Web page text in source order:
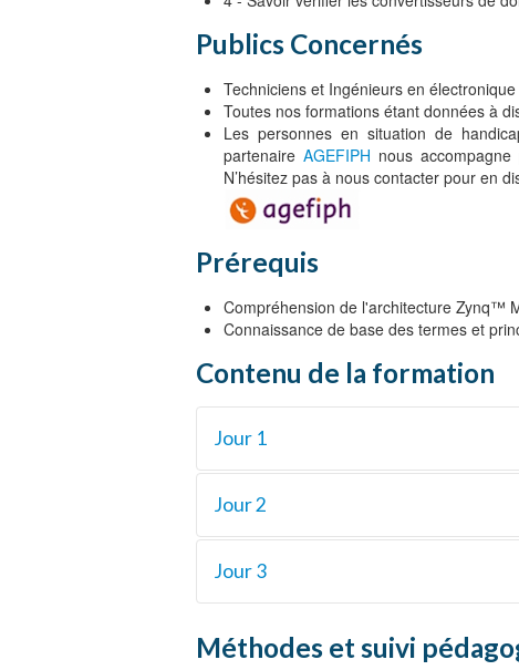
Publics Concernés
Techniciens et Ingénieurs en
Toutes nos formations étant données à
Les personnes en situation de
partenaire AGEFIPH nous
N’hésitez pas à nous contacter pour en
Prérequis
Compréhension de l'architecture Zynq™
Connaissance de base des termes et
Contenu de la formation
Jour 1
Objectif 1
Objectif 2
Jour 2
Objectif 2
Objectif 3
Jour 3
Mise en pratique sur ZCU111 {Lecture,
Méthodes et suivi